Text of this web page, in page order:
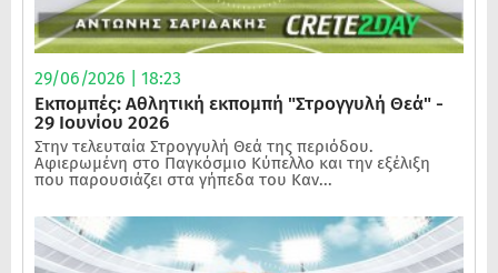
29/06/2026 | 18:23
Εκπομπές: Αθλητική εκπομπή "Στρογγυλή Θεά" -
29 Ιουνίου 2026
Στην τελευταία Στρογγυλή Θεά της περιόδου.
Αφιερωμένη στο Παγκόσμιο Κύπελλο και την εξέλιξη
που παρουσιάζει στα γήπεδα του Καν...